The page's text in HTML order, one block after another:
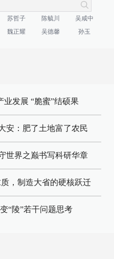
苏哲子 陈毓川
吴咸中
魏正耀 吴德馨 孙玉
业发展 “脆蜜”结硕果
安：肥了土地富了农民
世界之巅书写科研华章
，制造大省的硬核跃迁
“陵”若干问题思考